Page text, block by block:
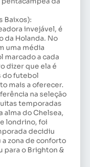
Baixos):
invejável, é
da Holanda. No
uma média
marcado a cada
dizer que ela é
do futebol
mais a oferecer.
na seleção
temporadas
alma do Chelsea,
londrino, foi
decidiu
zona de conforto
para o Brighton &